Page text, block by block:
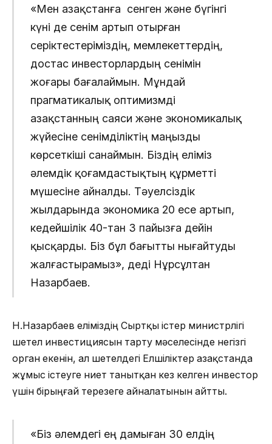
«Мен Қазақстанға сенген және бүгінгі
күні де сенім артып отырған
серіктестеріміздің, мемлекеттердің,
достас инвесторлардың сенімін
жоғары бағалаймын. Мұндай
прагматикалық оптимизмді
Қазақстанның саяси және экономикалық
жүйесіне сенімділіктің маңызды
көрсеткіші санаймын. Біздің еліміз
әлемдік қоғамдастықтың құрметті
мүшесіне айналды. Тәуелсіздік
жылдарында экономика 20 есе артып,
кедейшілік 40-тан 3 пайызға дейін
қысқарды. Біз бұл бағытты нығайтуды
жалғастырамыз», деді Нұрсұлтан
Назарбаев.
Н.Назарбаев еліміздің Сыртқы істер министрлігі
шетел инвестициясын тарту мәселесінде негізгі
орган екенін, ал шетелдегі Елшіліктер Қазақстанда
жұмыс істеуге ниет танытқан кез келген инвестор
үшін бірыңғай терезеге айналатынын айтты.
«Біз әлемдегі ең дамыған 30 елдің